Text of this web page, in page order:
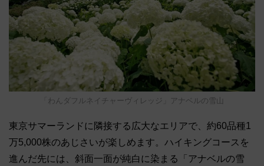
「わんダフルネイチャーヴィレッジ」アナベルの雪山
東京サマーランドに隣接する広大なエリアで、約60品種1
万5,000株のあじさいが楽しめます。ハイキングコースを
進んだ先には、斜面一面が純白に染まる「アナベルの雪